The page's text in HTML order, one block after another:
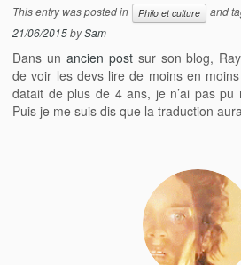
This entry was posted in Philo et culture and
21/06/2015bySam
Dans un ancien postsur son blog,
de voir les devs lire de moins en
datait de plus de 4 ans, je n’ai pas pu
Puis je me suis dis que la traduction